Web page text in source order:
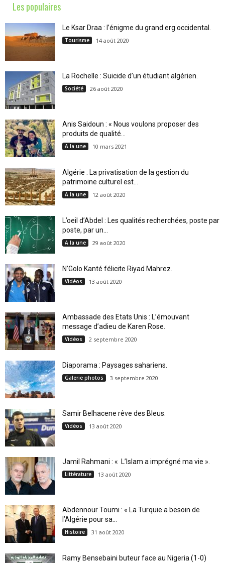
Les populaires
Le Ksar Draa : l’énigme du grand erg occidental.
Tourisme 14 août 2020
La Rochelle : Suicide d’un étudiant algérien.
Société 26 août 2020
Anis Saidoun : « Nous voulons proposer des
produits de qualité...
A la une 10 mars 2021
Algérie : La privatisation de la gestion du
patrimoine culturel est...
A la une 12 août 2020
L’oeil d’Abdel : Les qualités recherchées, poste par
poste, par un...
A la une 29 août 2020
N’Golo Kanté félicite Riyad Mahrez.
Vidéos 13 août 2020
Ambassade des Etats Unis : L’émouvant
message d’adieu de Karen Rose.
Vidéos 2 septembre 2020
Diaporama : Paysages sahariens.
Galerie photos 3 septembre 2020
Samir Belhacene rêve des Bleus.
Vidéos 13 août 2020
Jamil Rahmani : « L’Islam a imprégné ma vie ».
Littérature 13 août 2020
Abdennour Toumi : « La Turquie a besoin de
l’Algérie pour sa...
Histoire 31 août 2020
Ramy Bensebaini buteur face au Nigeria (1-0)